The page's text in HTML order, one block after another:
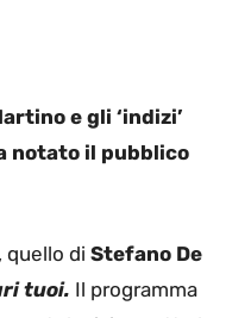
e gli ‘indizi’
notato il pubblico
quello di Stefano De
tuoi. Il programma